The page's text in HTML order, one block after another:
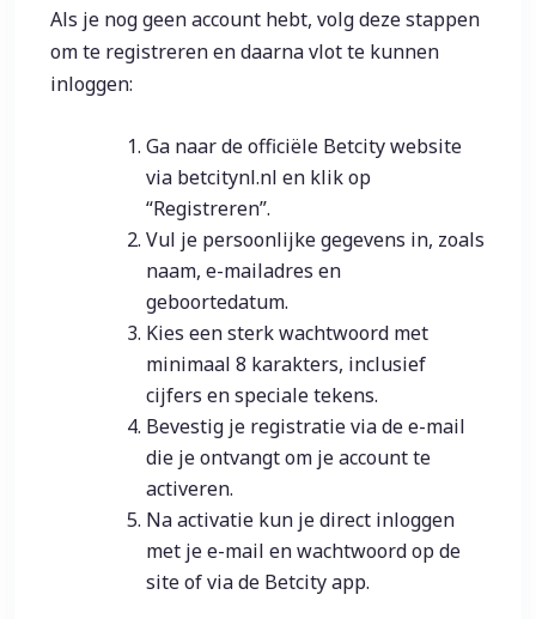
Als je nog geen account hebt, volg deze stappen
om te registreren en daarna vlot te kunnen
inloggen:
Ga naar de officiële Betcity website
via betcitynl.nl en klik op
“Registreren”.
Vul je persoonlijke gegevens in, zoals
naam, e-mailadres en
geboortedatum.
Kies een sterk wachtwoord met
minimaal 8 karakters, inclusief
cijfers en speciale tekens.
Bevestig je registratie via de e-mail
die je ontvangt om je account te
activeren.
Na activatie kun je direct inloggen
met je e-mail en wachtwoord op de
site of via de Betcity app.